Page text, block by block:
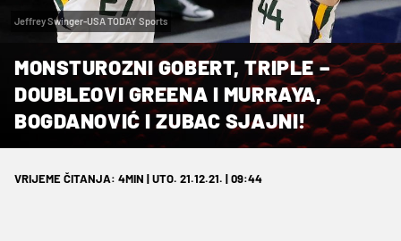
Jeffrey Swinger-USA TODAY Sports
MONSTUROZNI GOBERT, TRIPLE –
DOUBLEOVI GREENA I MURRAYA,
BOGDANOVIĆ I ZUBAC SJAJNI!
VRIJEME ČITANJA: 4MIN | UTO. 21.12.21. | 09:44